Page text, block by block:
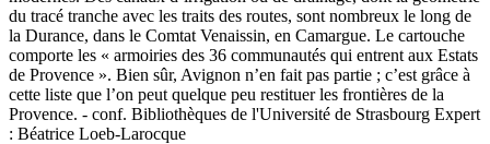
du tracé tranche avec les traits des routes, sont nombreux le long de
la Durance, dans le Comtat Venaissin, en Camargue. Le cartouche
comporte les « armoiries des 36 communautés qui entrent aux Estats
de Provence ». Bien sûr, Avignon n’en fait pas partie ; c’est grâce à
cette liste que l’on peut quelque peu restituer les frontières de la
Provence. - conf. Bibliothèques de l'Université de Strasbourg Expert
: Béatrice Loeb-Larocque